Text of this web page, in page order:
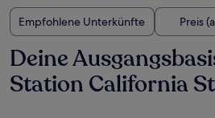
Empfohlene Unterkünfte Preis
Deine
Station California